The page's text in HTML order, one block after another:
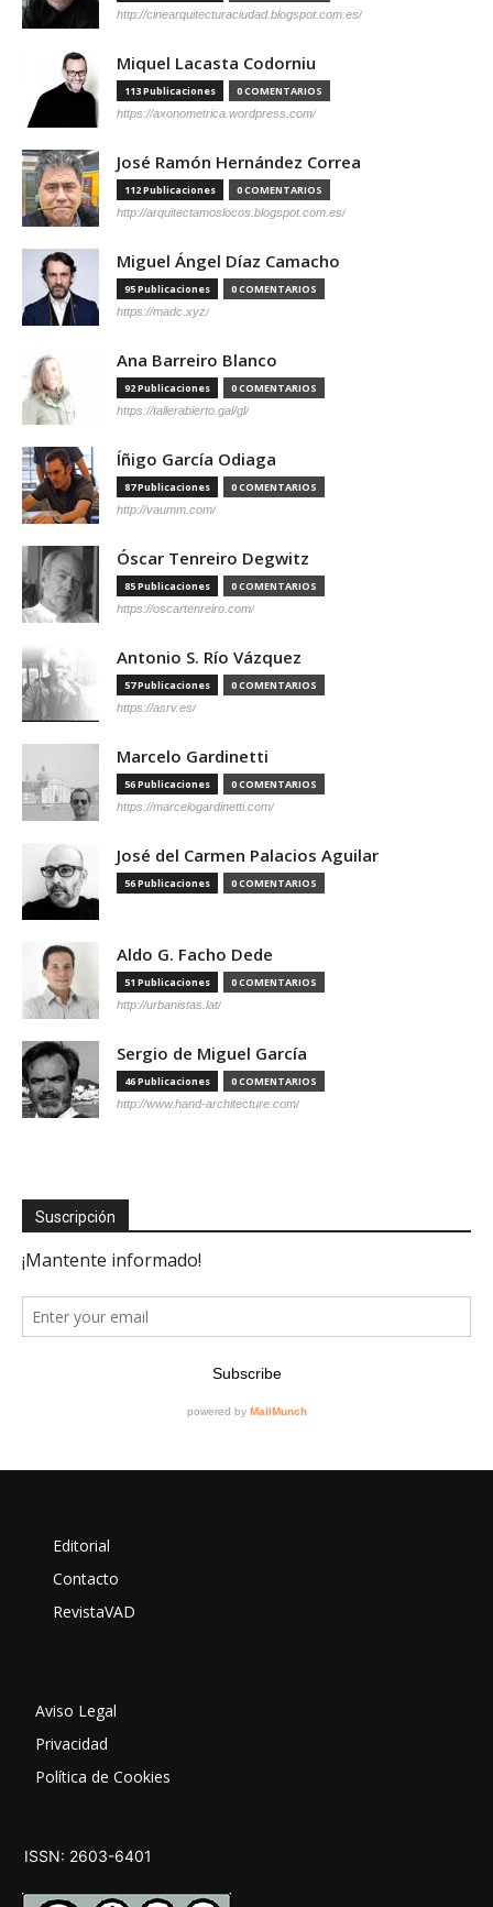
http://cinearquitecturaciudad.blogspot.com.es/
Miquel Lacasta Codorniu
113 Publicaciones 0 COMENTARIOS
https://axonometrica.wordpress.com/
José Ramón Hernández Correa
112 Publicaciones 0 COMENTARIOS
http://arquitectamoslocos.blogspot.com.es/
Miguel Ángel Díaz Camacho
95 Publicaciones 0 COMENTARIOS
https://madc.xyz/
Ana Barreiro Blanco
92 Publicaciones 0 COMENTARIOS
https://tallerabierto.gal/gl/
Íñigo García Odiaga
87 Publicaciones 0 COMENTARIOS
http://vaumm.com/
Óscar Tenreiro Degwitz
85 Publicaciones 0 COMENTARIOS
https://oscartenreiro.com/
Antonio S. Río Vázquez
57 Publicaciones 0 COMENTARIOS
https://asrv.es/
Marcelo Gardinetti
56 Publicaciones 0 COMENTARIOS
https://marcelogardinetti.com/
José del Carmen Palacios Aguilar
56 Publicaciones 0 COMENTARIOS
Aldo G. Facho Dede
51 Publicaciones 0 COMENTARIOS
http://urbanistas.lat/
Sergio de Miguel García
46 Publicaciones 0 COMENTARIOS
http://www.hand-architecture.com/
Suscripción
Editorial
Contacto
RevistaVAD
Aviso Legal
Privacidad
Política de Cookies
ISSN: 2603-6401